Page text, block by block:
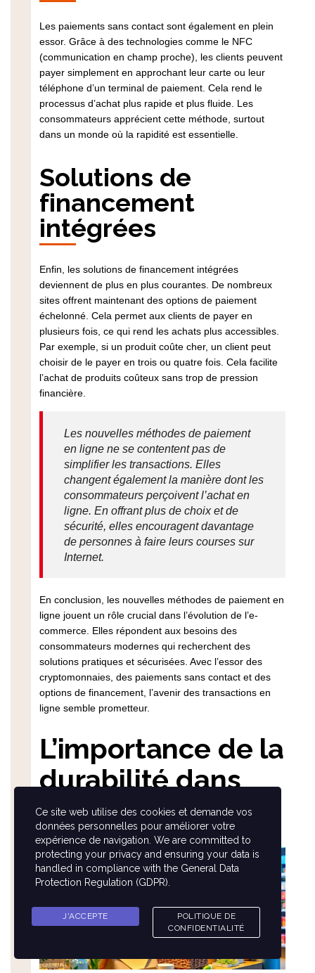
Les paiements sans contact sont également en plein
essor. Grâce à des technologies comme le NFC
(communication en champ proche), les clients peuvent
payer simplement en approchant leur carte ou leur
téléphone d’un terminal de paiement. Cela rend le
processus d’achat plus rapide et plus fluide. Les
consommateurs apprécient cette méthode, surtout
dans un monde où la rapidité est essentielle.
Solutions de
financement
intégrées
Enfin, les solutions de financement intégrées
deviennent de plus en plus courantes. De nombreux
sites offrent maintenant des options de paiement
échelonné. Cela permet aux clients de payer en
plusieurs fois, ce qui rend les achats plus accessibles.
Par exemple, si un produit coûte cher, un client peut
choisir de le payer en trois ou quatre fois. Cela facilite
l’achat de produits coûteux sans trop de pression
financière.
Les nouvelles méthodes de paiement
en ligne ne se contentent pas de
simplifier les transactions. Elles
changent également la manière dont les
consommateurs perçoivent l’achat en
ligne. En offrant plus de choix et de
sécurité, elles encouragent davantage
de personnes à faire leurs courses sur
Internet.
En conclusion, les nouvelles méthodes de paiement en
ligne jouent un rôle crucial dans l’évolution de l’e-
commerce. Elles répondent aux besoins des
consommateurs modernes qui recherchent des
solutions pratiques et sécurisées. Avec l’essor des
cryptomonnaies, des paiements sans contact et des
options de financement, l’avenir des transactions en
ligne semble prometteur.
L’importance de la
durabilité dans
l’e-commerce
Ce site web utilise des cookies et demande vos
données personnelles pour améliorer votre
expérience de navigation. We are committed to
protecting your privacy and ensuring your data is
handled in compliance with the General Data
Protection Regulation (GDPR)
J'ACCEPTE
POLITIQUE DE
CONFIDENTIALITÉ